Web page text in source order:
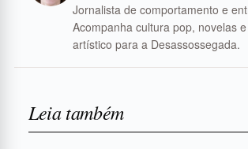
Jornalista de comportamento e
Acompanha cultura pop, novelas
artístico para a Desassossegada.
Leia também